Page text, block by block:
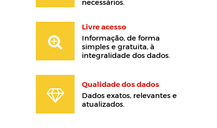
necessários.
Livre acesso
Informação, de forma
simples e gratuita, à
integralidade dos dados.
Qualidade dos dados
Dados exatos, relevantes e
atualizados.